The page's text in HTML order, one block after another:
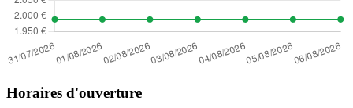
Horaires d'ouverture